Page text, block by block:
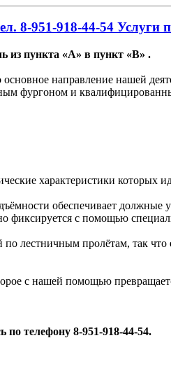
8-951-918-44-54 Услуги
из пункта «А» в пункт «В» .
направление нашей
фургоном и
характеристики которых
обеспечивает должные
с помощью
пролётам, так что
с нашей помощью
по телефону 8-951-918-44-54.